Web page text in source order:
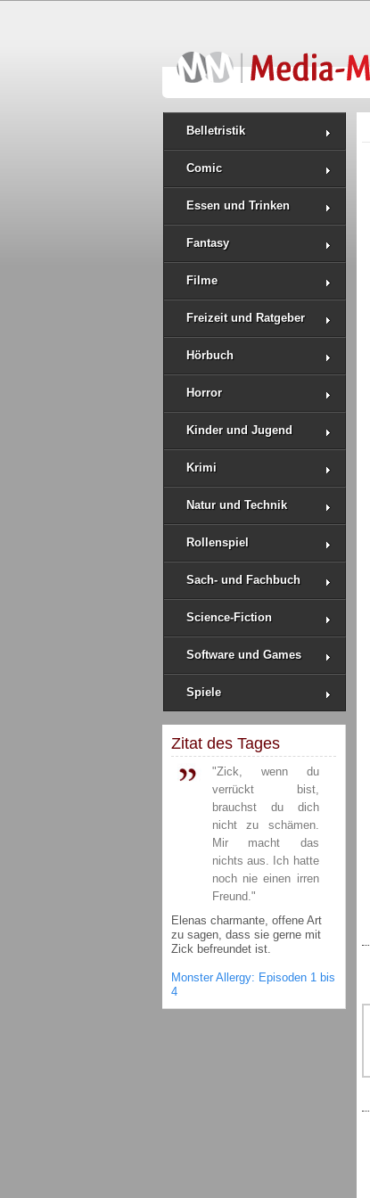
Belletristik
Comic
Essen und Trinken
Fantasy
Filme
Freizeit und Ratgeber
Hörbuch
Horror
Kinder und Jugend
Krimi
Natur und Technik
Rollenspiel
Sach- und Fachbuch
Science-Fiction
Software und Games
Spiele
Zitat des Tages
"Zick, wenn du
verrückt bist,
brauchst du dich
nicht zu schämen.
Mir macht das
nichts aus. Ich hatte
noch nie einen irren
Freund."
Elenas charmante, offene Art
zu sagen, dass sie gerne mit
Zick befreundet ist.
Monster Allergy: Episoden 1 bis
4